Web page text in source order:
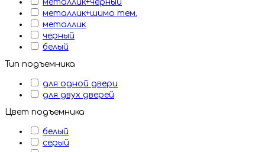
металлик+черный
металлик+шимо тем.
металлик
черный
белый
Тип подъемника
для одной двери
для двух дверей
Цвет подъемника
белый
серый